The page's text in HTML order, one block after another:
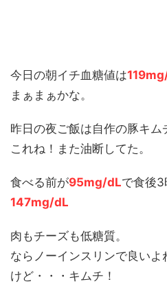
今日の朝イチ血糖値は
まぁまぁかな。
昨日の夜ご飯は自作の豚キム
これね！また油断してた。
食べる前が95mg/dLで食後3
147mg/dL
肉もチーズも低糖質。
ならノーインスリンで良い
けど・・・キムチ！